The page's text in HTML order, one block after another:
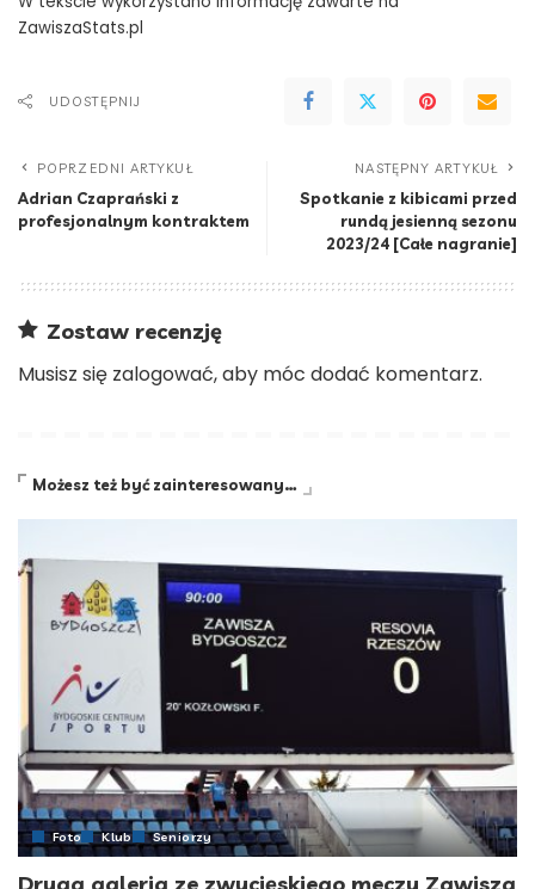
ZawiszaStats.pl
UDOSTĘPNIJ
POPRZEDNI ARTYKUŁ
Adrian Czaprański z
profesjonalnym kontraktem
NASTĘPNY ARTYKUŁ
Spotkanie z kibicami przed
rundą jesienną sezonu
2023/24 [Całe nagranie]
Zostaw recenzję
Musisz się zalogować, aby móc dodać komentarz.
Możesz też być zainteresowany…
Foto Klub Seniorzy
Druga galeria ze zwycięskiego meczu Zawisza